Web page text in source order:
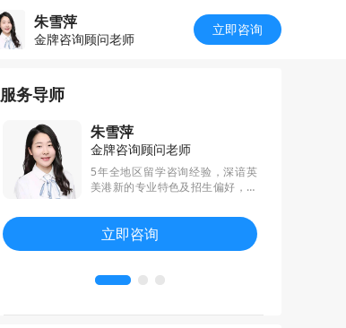
朱雪萍
金牌咨询顾问老师
立即咨询
服务导师
朱雪萍
金牌咨询顾问老师
5年全地区留学咨询经验，深谙英
美港新的专业特色及招生偏好，擅
属的背景提升规划和留学申请方
案，帮助学员拿到哈佛、耶鲁、牛
津、剑桥等世界名校录取。
立即咨询